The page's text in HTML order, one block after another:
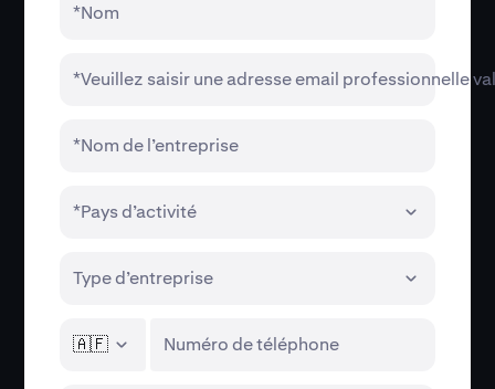
*Nom
*Veuillez saisir une adresse email professionnelle
*Nom de l’entreprise
*Pays d’activité
Type d’entreprise
🇦🇫 Numéro de téléphone